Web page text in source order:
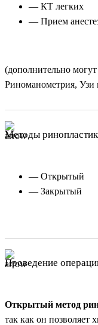
— КТ легких
— Прием
(дополнительно
Риноманометрия, Узи
Методы
— Открытый
— Закрытый
Проведение
Открытый метод
так как он позволяет